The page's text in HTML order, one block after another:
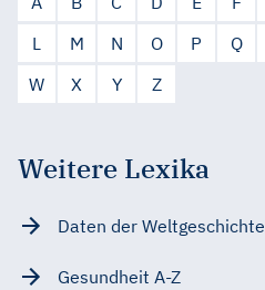
L
M N O P Q
W
X Y Z
Weitere Lexika
Daten der Weltgeschichte
Gesundheit A-Z